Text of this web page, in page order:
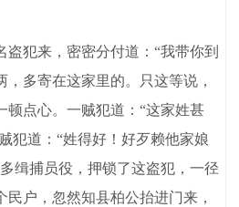
犯来，密密分付道：“我带你到
多寄在这家里的。只这等说，
顿点心。一贼犯道：“这家姓甚
犯道：“姓得好！好歹赖他家娘
缉捕员役，押锁了这盗犯，一径
户，忽然知县柏公抬进门来，